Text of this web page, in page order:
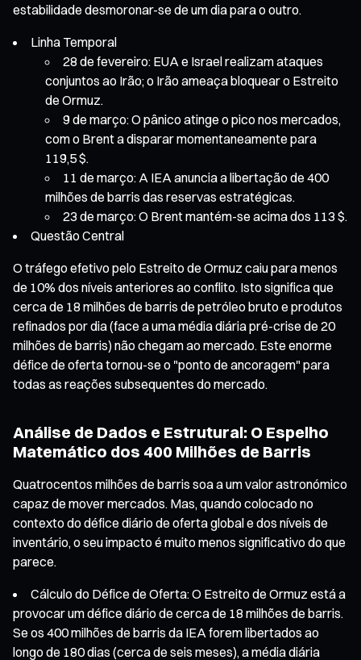
estabilidade desmoronar-se de um dia para o outro.
Linha Temporal
28 de fevereiro: EUA e Israel realizam ataques
conjuntos ao Irão; o Irão ameaça bloquear o Estreito
de Ormuz.
9 de março: O pânico atinge o pico nos mercados,
com o Brent a disparar momentaneamente para
119,5 $.
11 de março: A IEA anuncia a libertação de 400
milhões de barris das reservas estratégicas.
23 de março: O Brent mantém-se acima dos 113 $.
Questão Central
O tráfego efetivo pelo Estreito de Ormuz caiu para menos
de 10% dos níveis anteriores ao conflito. Isto significa que
cerca de 18 milhões de barris de petróleo bruto e produtos
refinados por dia (face a uma média diária pré-crise de 20
milhões de barris) não chegam ao mercado. Este enorme
défice de oferta tornou-se o "ponto de ancoragem" para
todas as reações subsequentes do mercado.
Análise de Dados e Estrutural: O Espelho
Matemático dos 400 Milhões de Barris
Quatrocentos milhões de barris soa a um valor astronómico
capaz de mover mercados. Mas, quando colocado no
contexto do défice diário de oferta global e dos níveis de
inventário, o seu impacto é muito menos significativo do que
parece.
Cálculo do Défice de Oferta: O Estreito de Ormuz está a
provocar um défice diário de cerca de 18 milhões de barris.
Se os 400 milhões de barris da IEA forem libertados ao
longo de 180 dias (cerca de seis meses), a média diária